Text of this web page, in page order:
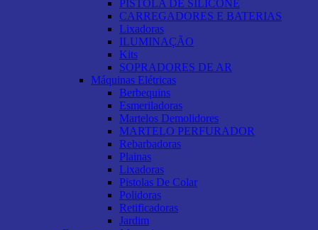
PISTOLA DE SILICONE
CARREGADORES E BATERIAS
Lixadoras
ILUMINAÇÃO
Kits
SOPRADORES DE AR
Máquinas Elétricas
Berbequins
Esmeriladoras
Martelos Demolidores
MARTELO PERFURADOR
Rebarbadoras
Plainas
Lixadoras
Pistolas De Colar
Polidoras
Retificadoras
Jardim